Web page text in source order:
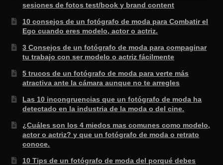
sesiones de fotos test/book y brand content
10 consejos de un fotógrafo de moda para Combatir el
Ego cuando eres modelo, actor o actriz.
3 Consejos de un fotógrafo de moda para compaginar
tu trabajo con ser modelo o actriz fácilmente
5 trucos de un fotógrafo de moda para verte más
atractiva ante la cámara aunque no te arregles
Las 10 incongruencias que un fotógrafo de moda ha
detectado en la industria de la moda o del cine.
¿Cuáles son los 4 miedos mas comunes como modelo,
actor o actriz? y que un fotógrafo de moda o retrato
conoce.
10 Tips de un fotógrafo de moda del porqué debes